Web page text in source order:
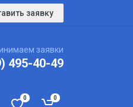
заявку
заявки
495-40-49
0 0